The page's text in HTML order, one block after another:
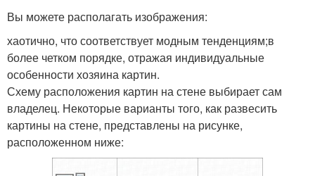
Вы можете располагать изображения:
хаотично, что соответствует модным тенденциям;в
более четком порядке, отражая индивидуальные
особенности хозяина картин.
Схему расположения картин на стене выбирает сам
владелец. Некоторые варианты того, как развесить
картины на стене, представлены на рисунке,
расположенном ниже: